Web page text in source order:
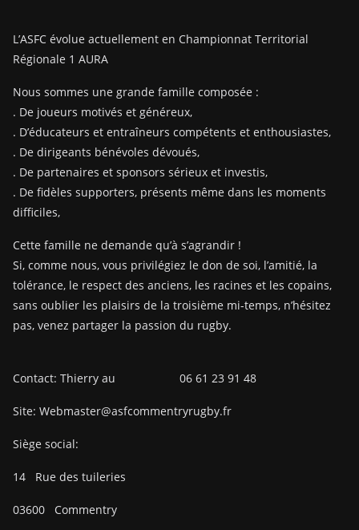
L’ASFC évolue actuellement en Championnat Territorial
Régionale 1 AURA
Nous sommes une grande famille composée :
. De joueurs motivés et généreux,
. D’éducateurs et entraîneurs compétents et enthousiastes,
. De dirigeants bénévoles dévoués,
. De partenaires et sponsors sérieux et investis,
. De fidèles supporters, présents même dans les moments
difficiles,
Cette famille ne demande qu’à s’agrandir !
Si, comme nous, vous privilégiez le don de soi, l’amitié, la
tolérance, le respect des anciens, les racines et les copains,
sans oublier les plaisirs de la troisième mi-temps, n’hésitez
pas, venez partager la passion du rugby.
Contact: Thierry au 06 61 23 91 48
Site: Webmaster@asfcommentryrugby.fr
Siège social:
14 Rue des tuileries
03600 Commentry